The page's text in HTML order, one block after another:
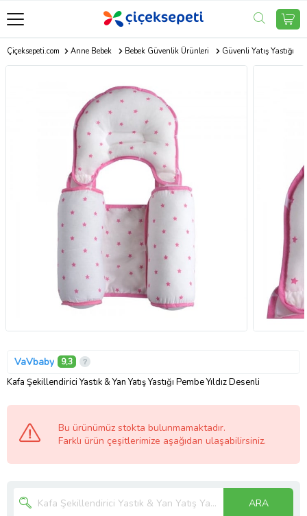
Çiçeksepeti.com Anne Bebek Bebek Güvenlik Ürünleri Güvenli Yatış Yastığı
VaVbaby 9,3
Kafa Şekillendirici Yastık & Yan Yatış Yastığı Pembe Yıldız Desenli
Bu ürünümüz stokta bulunmamaktadır.
Farklı ürün çeşitlerimize aşağıdan ulaşabilirsiniz.
ARA